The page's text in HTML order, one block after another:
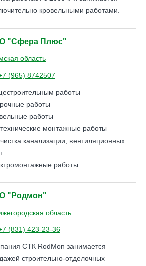
кровельными работами.
"Сфера Плюс"
область
(965) 8742507
работы
работы
работы
монтажные работы
канализации, вентиляционных
работы
"Родмон"
область
(831) 423-23-36
СТК RodMon занимается
строительно-отделочных